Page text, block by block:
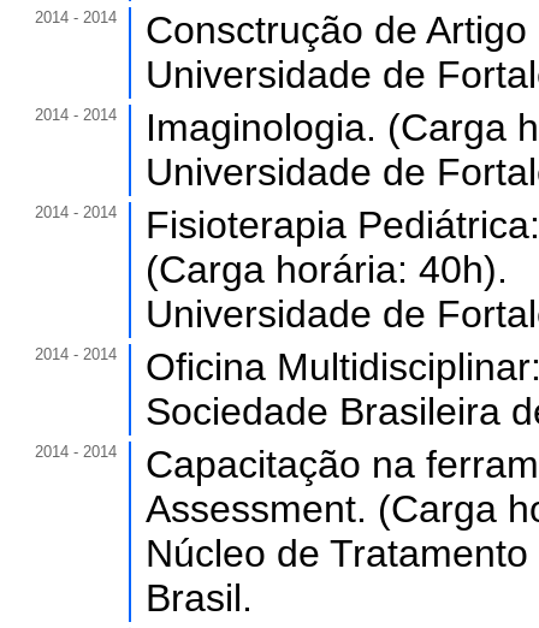
2014 - 2014
Consctrução de
Universidade de
2014 - 2014
Imaginologia. (Carga
Universidade de
2014 - 2014
Fisioterapia
(Carga horária: 40h).
Universidade de
2014 - 2014
Oficina
Sociedade Brasileira
2014 - 2014
Capacitação na
Assessment. (Carga
Núcleo de
Brasil.